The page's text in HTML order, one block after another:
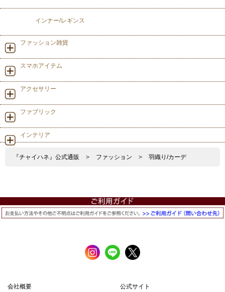
インナー/レギンス
ファッション雑貨
スマホアイテム
アクセサリー
ファブリック
インテリア
『チャイハネ』公式通販 > ファッション > 羽織り/カーデ
会社概要 公式サイト